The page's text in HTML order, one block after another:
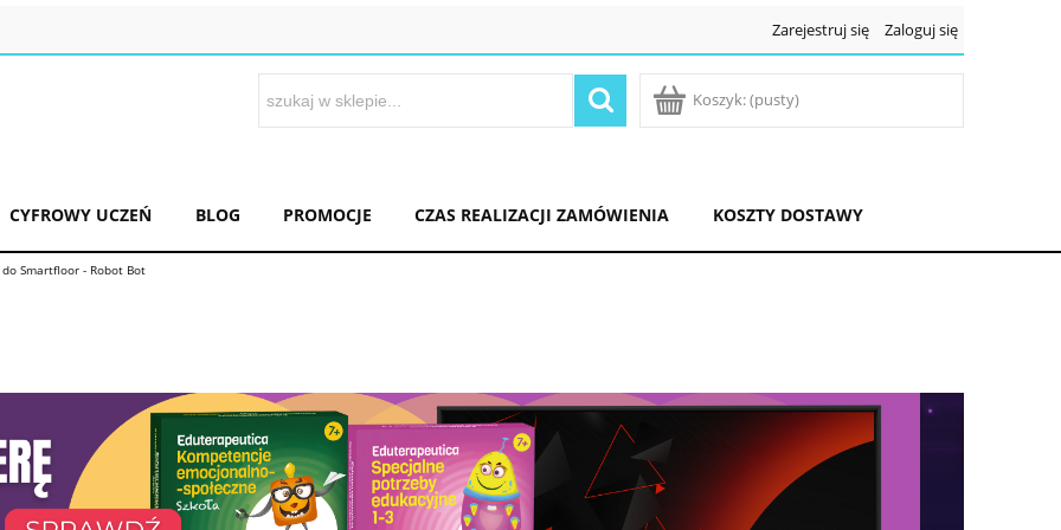
Zarejestruj się Zaloguj się
Koszyk:(pusty)
CYFROWY UCZEŃ BLOG PROMOCJE CZAS REALIZACJI ZAMÓWIENIA KOSZTY DOSTAWY
Smartfloor - Robot Bot